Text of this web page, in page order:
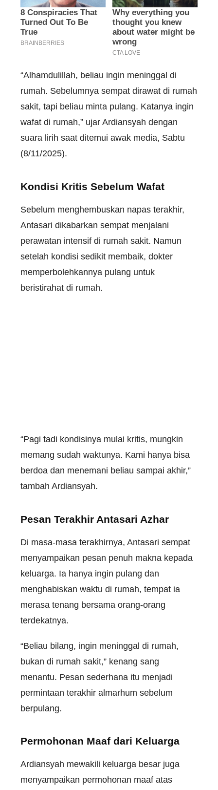
“Alhamdulillah, beliau ingin meninggal di
rumah. Sebelumnya sempat dirawat di rumah
sakit, tapi beliau minta pulang. Katanya ingin
wafat di rumah,” ujar Ardiansyah dengan
suara lirih saat ditemui awak media, Sabtu
(8/11/2025).
Kondisi Kritis Sebelum Wafat
Sebelum menghembuskan napas terakhir,
Antasari dikabarkan sempat menjalani
perawatan intensif di rumah sakit. Namun
setelah kondisi sedikit membaik, dokter
memperbolehkannya pulang untuk
beristirahat di rumah.
“Pagi tadi kondisinya mulai kritis, mungkin
memang sudah waktunya. Kami hanya bisa
berdoa dan menemani beliau sampai akhir,”
tambah Ardiansyah.
Pesan Terakhir Antasari Azhar
Di masa-masa terakhirnya, Antasari sempat
menyampaikan pesan penuh makna kepada
keluarga. Ia hanya ingin pulang dan
menghabiskan waktu di rumah, tempat ia
merasa tenang bersama orang-orang
terdekatnya.
“Beliau bilang, ingin meninggal di rumah,
bukan di rumah sakit,” kenang sang
menantu. Pesan sederhana itu menjadi
permintaan terakhir almarhum sebelum
berpulang.
Permohonan Maaf dari Keluarga
Ardiansyah mewakili keluarga besar juga
menyampaikan permohonan maaf atas